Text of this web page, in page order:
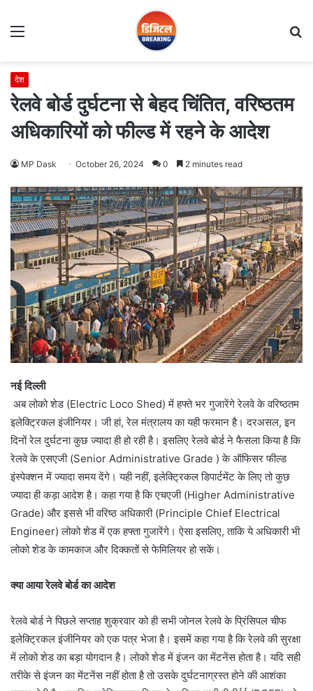
Menu
देश
रेलवे बोर्ड दुर्घटना से बेहद चिंतित, वरिष्ठतम
अधिकारियों को फील्ड में रहने के आदेश
MP Dask October 26, 2024 0 2 minutes read
नई दिल्ली
अब लोको शेड (Electric Loco Shed) में हफ्ते भर गुजारेंगे रेलवे के वरिष्ठतम
इलेक्ट्रिकल इंजीनियर। जी हां, रेल मंत्रालय का यही फरमान है। दरअसल, इन
दिनों रेल दुर्घटना कुछ ज्यादा ही हो रही है। इसलिए रेलवे बोर्ड ने फैसला किया है कि
रेलवे के एसएजी (Senior Administrative Grade ) के ऑफिसर फील्ड
इंस्पेक्शन में ज्यादा समय देंगे। यही नहीं, इलेक्ट्रिकल डिपार्टमेंट के लिए तो कुछ
ज्यादा ही कड़ा आदेश है। कहा गया है कि एचएजी (Higher Administrative
Grade) और इससे भी वरिष्ठ अधिकारी (Principle Chief Electrical
Engineer) लोको शेड में एक हफ्ता गुजारेंगे। ऐसा इसलिए, ताकि ये अधिकारी भी
लोको शेड के कामकाज और दिक्कतों से फेमिलियर हो सकें।
क्या आया रेलवे बोर्ड का आदेश
रेलवे बोर्ड ने पिछले सप्ताह शुक्रवार को ही सभी जोनल रेलवे के प्रिंसिपल चीफ
इलेक्ट्रिकल इंजीनियर को एक पत्र भेजा है। इसमें कहा गया है कि रेलवे की सुरक्षा
में लोको शेड का बड़ा योगदान है। लोको शेड में इंजन का मेंटनेंस होता है। यदि सही
तरीके से इंजन का मेंटनेंस नहीं होता है तो उसके दुर्घटनाग्रस्त होने की आशंका